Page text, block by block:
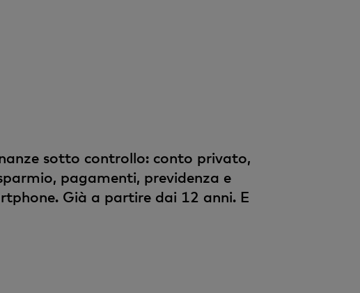
sotto controllo: conto privato,
pagamenti, previdenza e
Già a partire dai 12 anni. E